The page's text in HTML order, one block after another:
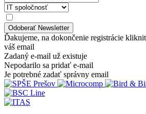
Ďakujeme, na dokončenie registrácie
váš email
Zadaný e-mail už existuje
Nepodarilo sa pridať e-mail
Je potrebné zadať správny email